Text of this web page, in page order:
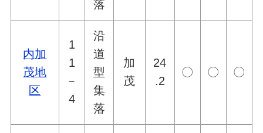
落
内加
茂地
区
1
1
－
4
沿
道
型
集
落
加
茂
24
.2
〇 〇 〇